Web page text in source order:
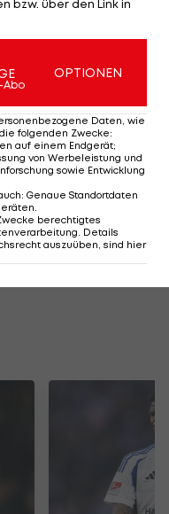
dem Franzosen
ein ehemaliger
sich aber auf
Sosa (23) vom
FC Reading und
sind die weiteren
Christopher Knett
Stammtisch
bzw. über den Link in
Abo
OPTIONEN
Daten, wie
folgenden Zwecke:
auf einem Endgerät;
von Werbeleistung und
sowie Entwicklung
: Genaue Standortdaten
.
berechtigtes
Details
auszuüben, sind hier